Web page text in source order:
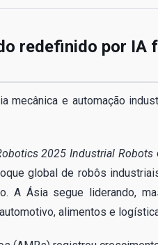
redefinido por IA
mecânica e automação
2025 Industrial Robots
global de robôs
A Ásia segue liderando,
alimentos e